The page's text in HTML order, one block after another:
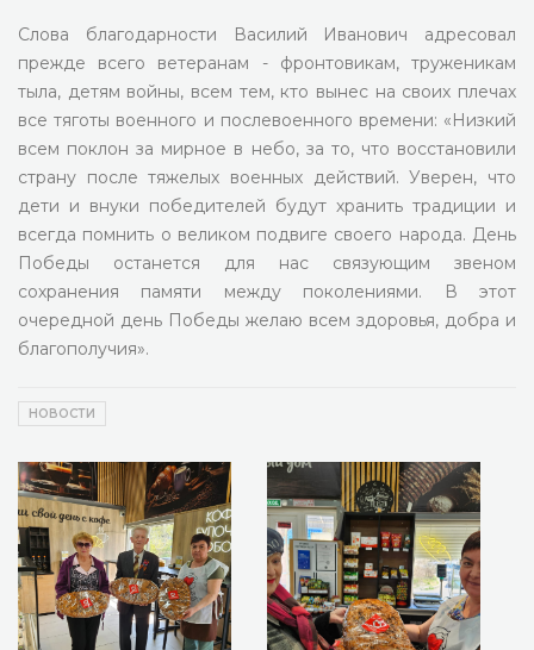
Слова благодарности Василий Иванович адресовал
прежде всего ветеранам - фронтовикам, труженикам
тыла, детям войны, всем тем, кто вынес на своих плечах
все тяготы военного и послевоенного времени: «Низкий
всем поклон за мирное в небо, за то, что восстановили
страну после тяжелых военных действий. Уверен, что
дети и внуки победителей будут хранить традиции и
всегда помнить о великом подвиге своего народа. День
Победы останется для нас связующим звеном
сохранения памяти между поколениями. В этот
очередной день Победы желаю всем здоровья, добра и
благополучия».
НОВОСТИ